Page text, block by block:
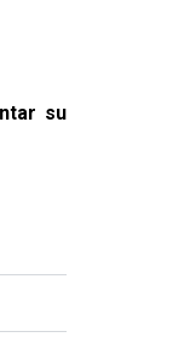
su